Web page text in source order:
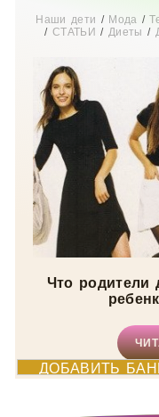
Наши дети / Мода /
/СТАТЬИ / Диеты /
Что родители
ДОБАВИТЬ